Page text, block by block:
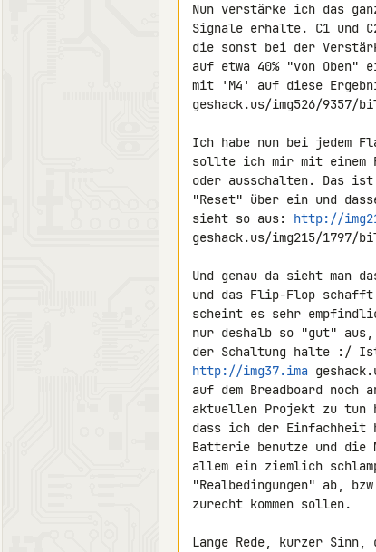
Nun verstärke ich das
Signale erhalte. C1 und
die sonst bei der
auf etwa 40% "von
mit 'M4' auf diese
geshack.us/img526/9357/
Ich habe nun bei jedem
sollte ich mir mit einem
oder ausschalten. Das
"Reset" über ein und
sieht so aus: http://
geshack.us/img215/
Und genau da sieht man
und das Flip-Flop
scheint es sehr
nur deshalb so "gut"
http://img37.ima
auf dem Breadboard
aktuellen Projekt zu tun
dass ich der Einfachheit
Batterie benutze und die
allem ein ziemlich
"Realbedingungen" ab,
zurecht kommen sollen.
Lange Rede, kurzer